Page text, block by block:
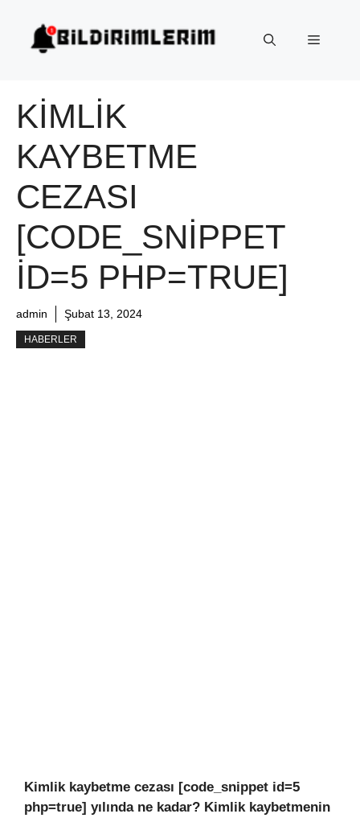
Menü
KIMLIK
KAYBETME
CEZASI
[CODE_SNIPPET
ID=5 PHP=TRUE]
admin Şubat 13, 2024
HABERLER
Kimlik kaybetme cezası [code_snippet id=5
php=true] yılında ne kadar? Kimlik kaybetmenin